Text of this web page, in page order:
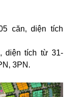
căn, diện tích
diện tích từ 31-
3PN.